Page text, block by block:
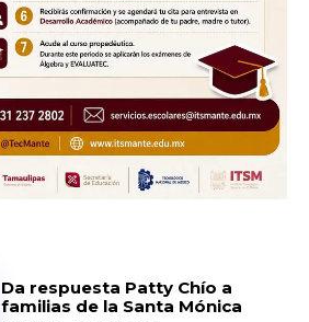
Da respuesta Patty Chío a
familias de la Santa Mónica